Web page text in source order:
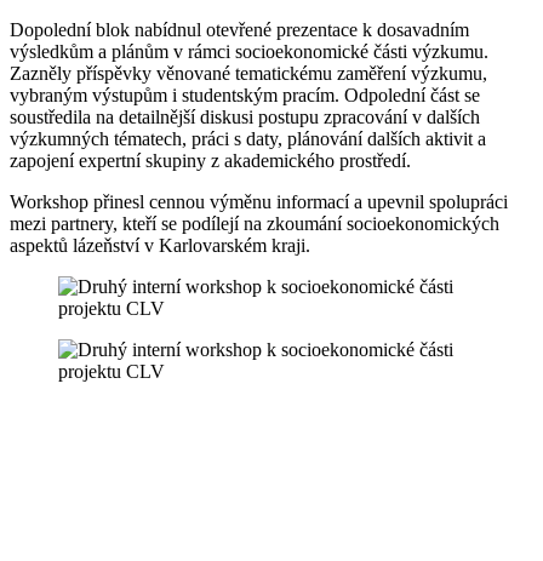
Dopolední blok nabídnul otevřené prezentace k dosavadním
výsledkům a plánům v rámci socioekonomické části výzkumu.
Zazněly příspěvky věnované tematickému zaměření výzkumu,
vybraným výstupům i studentským pracím. Odpolední část se
soustředila na detailnější diskusi postupu zpracování v dalších
výzkumných tématech, práci s daty, plánování dalších aktivit a
zapojení expertní skupiny z akademického prostředí.
Workshop přinesl cennou výměnu informací a upevnil spolupráci
mezi partnery, kteří se podílejí na zkoumání socioekonomických
aspektů lázeňství v Karlovarském kraji.